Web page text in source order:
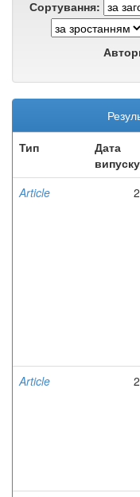
Сортування:
Тип
Дата
випуску
Article
Article